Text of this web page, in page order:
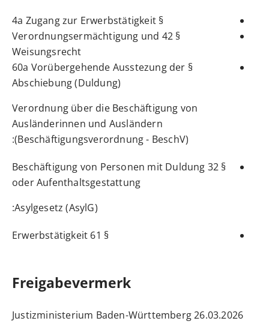
§ 4a Zugang zur Erwerbstätigkeit
§ 42 Verordnungsermächtigung und
Weisungsrecht
§ 60a Vorübergehende Ausstezung der
Abschiebung (Duldung)
Verordnung über die Beschäftigung von
Ausländerinnen und Ausländern
(Beschäftigungsverordnung - BeschV):
§ 32 Beschäftigung von Personen mit Duldung
oder Aufenthaltsgestattung
Asylgesetz (AsylG):
§ 61 Erwerbstätigkeit
Freigabevermerk
26.03.2026 Justizministerium Baden-Württemberg